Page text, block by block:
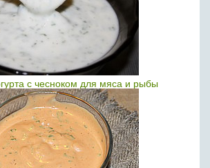
с чесноком для мяса и рыбы